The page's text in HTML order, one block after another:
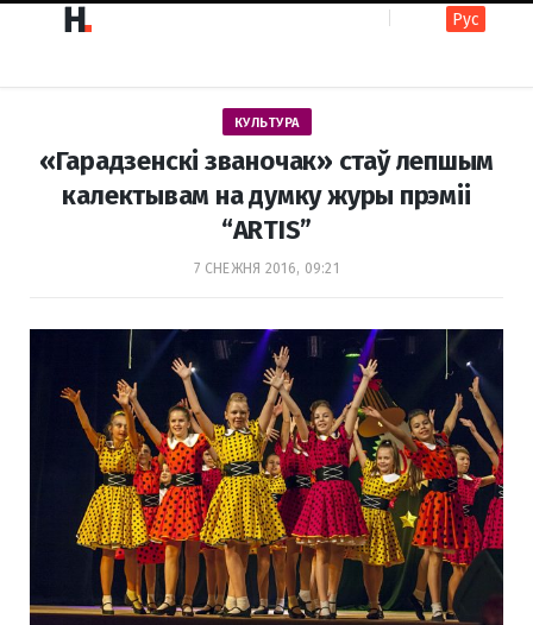
b
o
a
g
r
Рус
КУЛЬТУРА
«Гарадзенскі званочак» стаў лепшым
калектывам на думку журы прэміі
“ARTIS”
7 СНЕЖНЯ 2016, 09:21